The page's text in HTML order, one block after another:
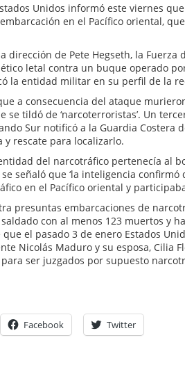
Unidos informó este viernes
en el Pacífico oriental,
dirección de Pete Hegseth, la Fuerza
letal contra un buque operado
la entidad militar en su perfil de la
a consecuencia del ataque
se tildó de ‘narcoterroristas’. Un
Sur notificó a la Guardia Costera
y rescate para localizarlo.
del narcotráfico pertenecía al
señaló que ‘la inteligencia
en el Pacífico oriental y
presuntas embarcaciones de
con al menos 123 muertos y
el pasado 3 de enero Estados
Nicolás Maduro y su esposa, Cilia
ser juzgados por supuesto
Facebook Twitter